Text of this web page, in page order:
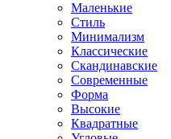
Маленькие
Стиль
Минимализм
Классические
Скандинавские
Современные
Форма
Высокие
Квадратные